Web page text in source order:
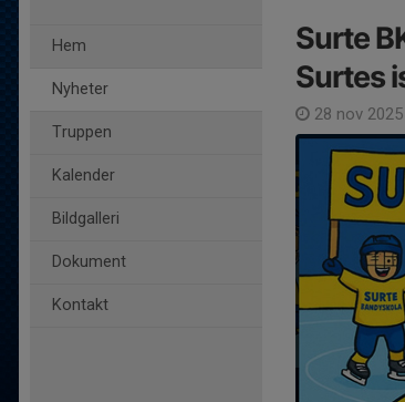
Hem
Nyheter
Truppen
Kalender
Bildgalleri
Dokument
Kontakt
Surte
Surtes
28 nov 2025